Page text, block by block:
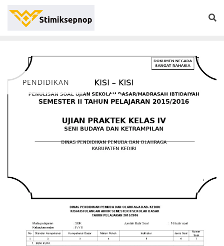
PENDIDIKAN